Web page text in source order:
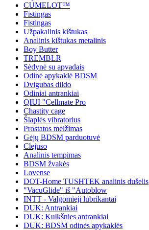
CUMELOT™
Fistingas
Fistingas
Užpakalinis kištukas
Analinis kištukas metalinis
Boy Butter
TREMBLR
Sėdynė su apvadais
Odinė apykaklė BDSM
Dvigubas dildo
Odiniai antrankiai
QIUI "Cellmate Pro
Chastity cage
Šlaplės vibratorius
Prostatos melžimas
Gėjų BDSM parduotuvė
Clejuso
Analinis tempimas
BDSM žvakės
Lovense
DOT-Home TUSHTEK analinis dušelis
"VacuGlide" iš "Autoblow
INTT - Valgomieji lubrikantai
DUK: Antrankiai
DUK: Kulkšnies antrankiai
DUK: BDSM odinės apykaklės